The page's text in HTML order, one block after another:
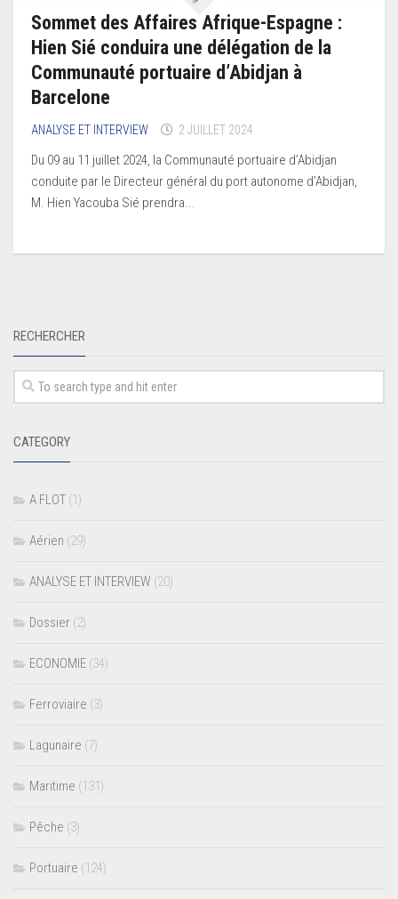
Sommet des Affaires Afrique-Espagne :
Hien Sié conduira une délégation de la
Communauté portuaire d’Abidjan à
Barcelone
ANALYSE ET INTERVIEW 2 JUILLET 2024
Du 09 au 11 juillet 2024, la Communauté portuaire d’Abidjan
conduite par le Directeur général du port autonome d’Abidjan,
M. Hien Yacouba Sié prendra...
RECHERCHER
CATEGORY
A FLOT (1)
Aérien (29)
ANALYSE ET INTERVIEW (20)
Dossier (2)
ECONOMIE (34)
Ferroviaire (3)
Lagunaire (7)
Maritime (131)
Pêche (3)
Portuaire (124)